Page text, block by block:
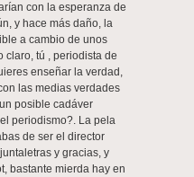
con la esperanza de
y hace más daño, la
a cambio de unos
claro, tú , periodista de
enseñar la verdad,
las medias verdades
posible cadáver
periodismo?. La pela
de ser el director
y gracias, y
bastante mierda hay en